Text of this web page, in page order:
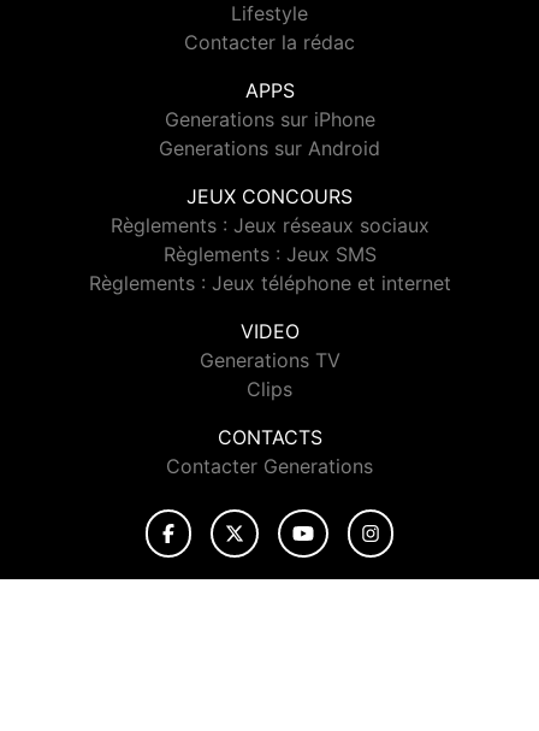
Lifestyle
Contacter la rédac
APPS
Generations sur iPhone
Generations sur Android
JEUX CONCOURS
Règlements : Jeux réseaux sociaux
Règlements : Jeux SMS
Règlements : Jeux téléphone et internet
VIDEO
Generations TV
Clips
CONTACTS
Contacter Generations